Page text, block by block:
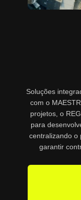
Soluções
com o
projetos, o
para
centralizando o
garantir